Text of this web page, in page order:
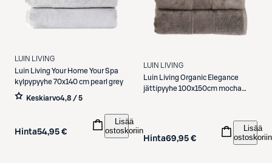
LUIN LIVING
Luin Living Your Home Your Spa
kylpypyyhe 70x140 cm pearl grey
Keskiarvo4,8 / 5
Hinta54,95 €
Lisää
ostoskoriin
LUIN LIVING
Luin Living Organic Elegance
jättipyyhe 100x150cm mocha
Hinta69,95 €
Lisää
ostoskoriin